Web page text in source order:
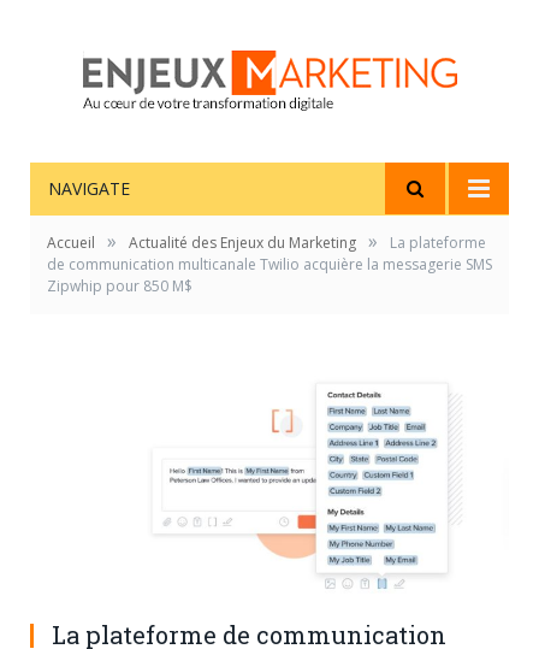
NAVIGATE
Accueil » Actualité des Enjeux du Marketing »
La plateforme
de communication multicanale Twilio acquière la messagerie SMS
Zipwhip pour 850 M$
La plateforme de communication